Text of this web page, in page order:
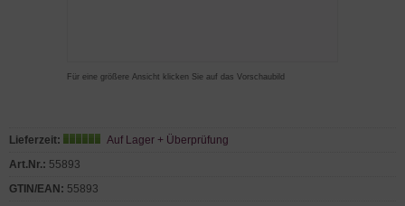
Für eine größere Ansicht klicken Sie auf das Vorschaubild
Lieferzeit:
Auf Lager + Überprüfung
Art.Nr.: 55893
GTIN/EAN: 55893